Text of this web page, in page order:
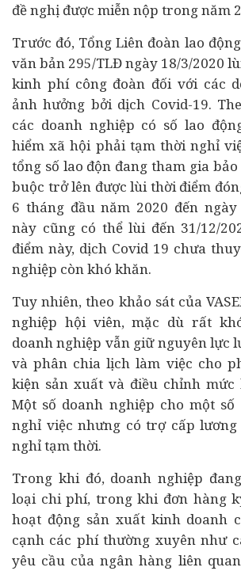
đề nghị được miễn nộp trong năm
Trước đó, Tổng Liên đoàn lao
văn bản 295/TLĐ ngày 18/3/2020
kinh phí công đoàn đối với các
ảnh hưởng bởi dịch Covid-19.
các doanh nghiệp có số lao
hiểm xã hội phải tạm thời nghỉ
tổng số lao độn đang tham gia
buộc trở lên được lùi thời điểm
6 tháng đầu năm 2020 đến ngày
này cũng có thể lùi đến 31/12/
điểm này, dịch Covid 19 chưa
nghiệp còn khó khăn.
Tuy nhiên, theo khảo sát của
nghiệp hội viên, mặc dù rất
doanh nghiệp vẫn giữ nguyên lực
và phân chia lịch làm việc cho
kiện sản xuất và điều chỉnh mức
Một số doanh nghiệp cho một
nghỉ việc nhưng có trợ cấp
nghỉ tạm thời.
Trong khi đó, doanh nghiệp
loại chi phí, trong khi đơn hàng
hoạt động sản xuất kinh doanh
cạnh các phí thường xuyên như
yêu cầu củangân hàng liên